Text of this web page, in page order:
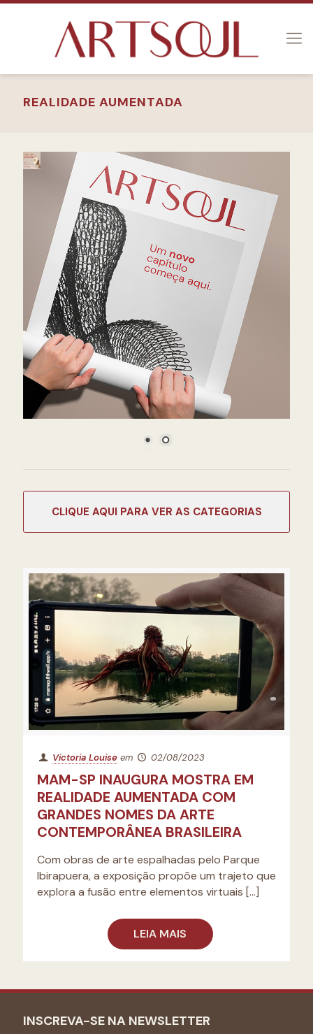
REALIDADE AUMENTADA
Victoria Louise em 02/08/2023
MAM-SP INAUGURA MOSTRA EM
REALIDADE AUMENTADA COM
GRANDES NOMES DA ARTE
CONTEMPORÂNEA BRASILEIRA
Com obras de arte espalhadas pelo Parque
Ibirapuera, a exposição propõe um trajeto que
explora a fusão entre elementos virtuais […]
LEIA MAIS
CATEGORIAS
INSCREVA-SE NA NEWSLETTER